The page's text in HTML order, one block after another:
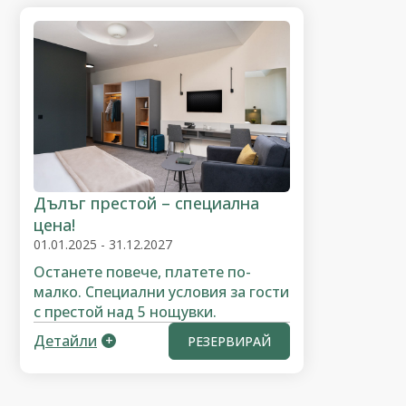
Дълъг престой – специална
цена!
01.01.2025 - 31.12.2027
Останете повече, платете по-
малко. Специални условия за гости
с престой над 5 нощувки.
Детайли
РЕЗЕРВИРАЙ